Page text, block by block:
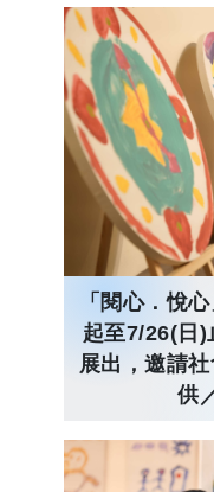
「閱心．悅
起至7/26(日)
展出，邀請
供